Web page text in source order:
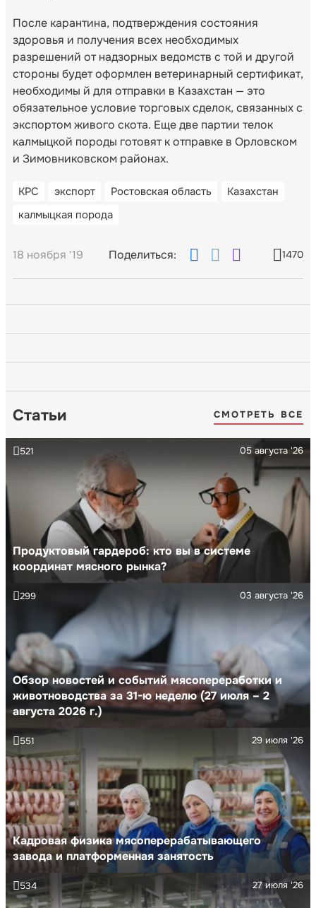
После карантина, подтверждения состояния
здоровья и получения всех необходимых
разрешений от надзорных ведомств с той и другой
стороны будет оформлен ветеринарный сертификат,
необходимы й для отправки в Казахстан — это
обязательное условие торговых сделок, связанных с
экспортом живого скота. Еще две партии телок
калмыцкой породы готовят к отправке в Орловском
и Зимовниковском районах.
КРС экспорт Ростовская область
Казахстан
калмыцкая порода
18 ноября '19 Поделиться: 1470
Статьи СМОТРЕТЬ ВСЕ
Продуктовый гардероб: кто вы в системе
координат мясного рынка?
05 августа '26
521
Обзор новостей и событий мясопереработки и
животноводства за 31-ю неделю (27 июля – 2
августа 2026 г.)
03 августа '26
299
Кадровая физика мясоперерабатывающего
завода и платформенная занятость
29 июля '26
551
27 июля '26
534